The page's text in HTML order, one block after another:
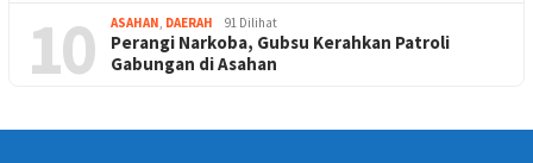
10 ASAHAN, DAERAH 91 Dilihat
Perangi Narkoba, Gubsu Kerahkan Patroli
Gabungan di Asahan